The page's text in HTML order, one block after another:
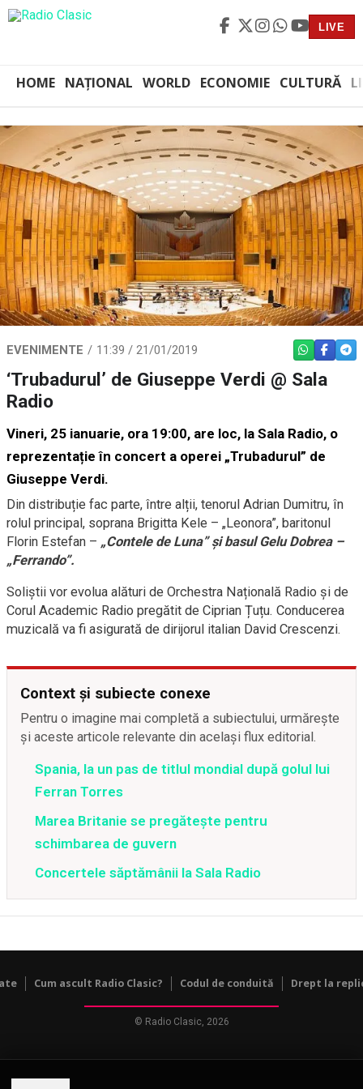
LIVE
HOME NAȚIONAL WORLD ECONOMIE CULTURĂ
EVENIMENTE 11:39 / 21/01/2019 WHATSAPP
‘Trubadurul’ de Giuseppe Verdi @ Sala
Radio
Vineri, 25 ianuarie, ora 19:00, are loc, la Sala Radio, o
reprezentație în concert a operei „Trubadurul” de
Giuseppe Verdi.
Din distribuție fac parte, între alții, tenorul Adrian Dumitru, în
rolul principal, soprana Brigitta Kele – „Leonora”, baritonul
Florin Estefan – „Contele de Luna” și basul Gelu Dobrea –
„Ferrando”.
Soliștii vor evolua alături de Orchestra Națională Radio și de
Corul Academic Radio pregătit de Ciprian Țuțu. Conducerea
muzicală va fi asigurată de dirijorul italian David Crescenzi.
Context și subiecte conexe
Pentru o imagine mai completă a subiectului, urmărește
și aceste articole relevante din același flux editorial.
Spania, la un pas de titlul mondial după golul lui
Ferran Torres
Marea Britanie se pregătește pentru
schimbarea de guvern
Concertele săptămânii la Sala Radio
Cum ascult Radio Clasic? Codul de conduită Drept la
© Radio Clasic, 2026